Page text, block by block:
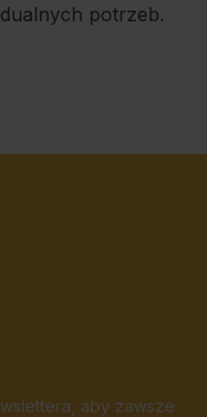
potrzeb.
aby zawsze